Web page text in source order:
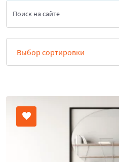
Поиск на сайте